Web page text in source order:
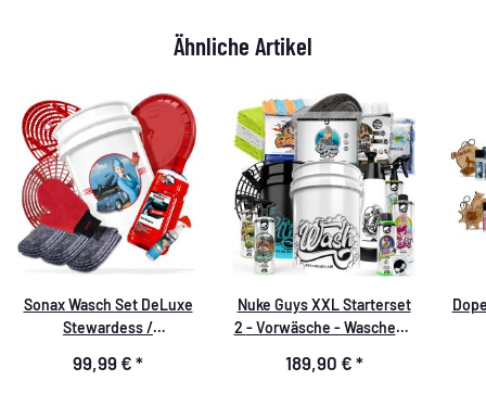
Ähnliche Artikel
Sonax Wasch Set DeLuxe
Stewardess /
teilig
99,99 € *
Nuke Guys XXL Starterset
2 - Vorwäsche - Waschen -
- Glasreinigung
189,90 € *